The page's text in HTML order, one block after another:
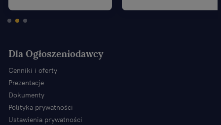
Dla Ogłoszeniodawcy
Cenniki i oferty
Prezentacje
Dokumenty
Polityka prywatności
Ustawienia prywatności